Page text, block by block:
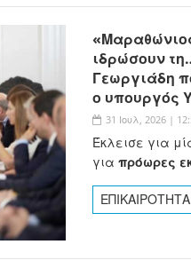
ιδρώσουν
Γεωργιάδη
ο υπουργός
31 Ιουλ, 2026 |
Έκλεισε για
για πρόωρες
ΕΠΙΚΑΙΡΟΤΗΤΑ